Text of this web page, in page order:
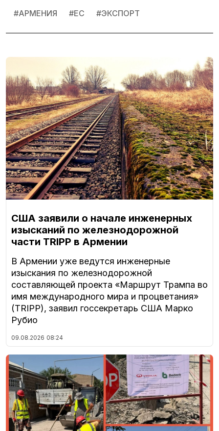
#АРМЕНИЯ #ЕС #ЭКСПОРТ
США заявили о начале инженерных
изысканий по железнодорожной
части TRIPP в Армении
В Армении уже ведутся инженерные
изыскания по железнодорожной
составляющей проекта «Маршрут Трампа во
имя международного мира и процветания»
(TRIPP), заявил госсекретарь США Марко
Рубио
09.08.2026 08:24